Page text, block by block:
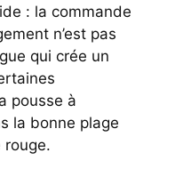
: la commande
n’est pas
qui crée un
pousse à
la bonne plage
rouge.